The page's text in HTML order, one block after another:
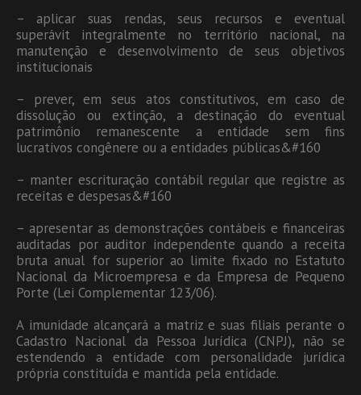
– aplicar suas rendas, seus recursos e eventual
superávit integralmente no território nacional, na
manutenção e desenvolvimento de seus objetivos
institucionais
– prever, em seus atos constitutivos, em caso de
dissolução ou extinção, a destinação do eventual
patrimônio remanescente a entidade sem fins
lucrativos congênere ou a entidades públicas&#160
– manter escrituração contábil regular que registre as
receitas e despesas&#160
– apresentar as demonstrações contábeis e financeiras
auditadas por auditor independente quando a receita
bruta anual for superior ao limite fixado no Estatuto
Nacional da Microempresa e da Empresa de Pequeno
Porte (Lei Complementar 123/06).
A imunidade alcançará a matriz e suas filiais perante o
Cadastro Nacional da Pessoa Jurídica (CNPJ), não se
estendendo a entidade com personalidade jurídica
própria constituída e mantida pela entidade.